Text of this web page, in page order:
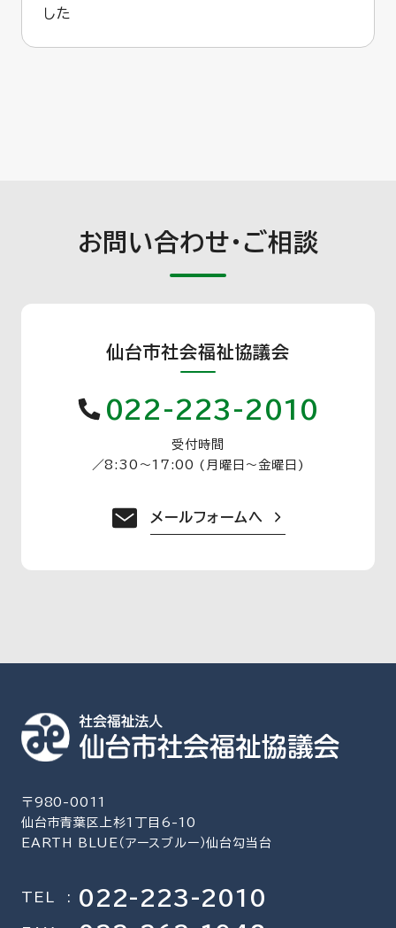
した
お問い合わせ・ご相談
仙台市社会福祉協議会
022-223-2010
受付時間
／8:30〜17:00 (月曜日〜金曜日)
メールフォームへ
〒980-0011
仙台市青葉区上杉1丁目6-10
EARTH BLUE（アースブルー）仙台勾当台
TEL : 022-223-2010